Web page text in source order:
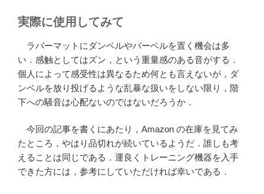
実際に使用してみて
ラバーマットにダンベルやバーベルを置く機会は多
い．感触としてはズン，という重量感のある音がする．
個人によって感受性は異なるため何とも言えないが，ダ
ンベルを放り投げるような乱暴な扱いをしない限り，階
下への騒音は心配ないのではないだろうか．
今回の記事を書くにあたり，Amazon の在庫を見てみ
たところ，やはり品切れが続いているようだ．誰しも考
えることは同じである．運良くトレーニング機器を入手
できた方には，参考にしていただければ幸いである．